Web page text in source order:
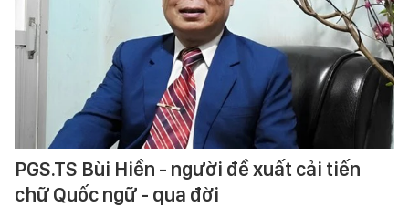
PGS.TS Bùi Hiền - người đề xuất cải tiến
chữ Quốc ngữ - qua đời